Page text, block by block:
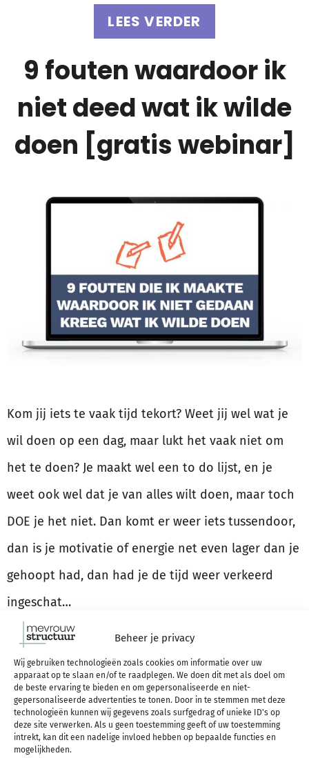
Beheer je privacy
Wij gebruiken technologieën zoals cookies om informatie over uw
apparaat op te slaan en/of te raadplegen. We doen dit met als doel om
de beste ervaring te bieden en om gepersonaliseerde en niet-
gepersonaliseerde advertenties te tonen. Door in te stemmen met deze
technologieën kunnen wij gegevens zoals surfgedrag of unieke ID's op
deze site verwerken. Als u geen toestemming geeft of uw toestemming
intrekt, kan dit een nadelige invloed hebben op bepaalde functies en
mogelijkheden.
LEES VERDER
9 fouten waardoor ik
niet deed wat ik wilde
doen [gratis webinar]
Kom jij iets te vaak tijd tekort? Weet jij wel wat je
wil doen op een dag, maar lukt het vaak niet om
het te doen? Je maakt wel een to do lijst, en je
weet ook wel dat je van alles wilt doen, maar toch
DOE je het niet. Dan komt er weer iets tussendoor,
dan is je motivatie of energie net even lager dan je
gehoopt had, dan had je de tijd weer verkeerd
ingeschat…
Effectief werken: 5 tips
+ waarom dit beter is